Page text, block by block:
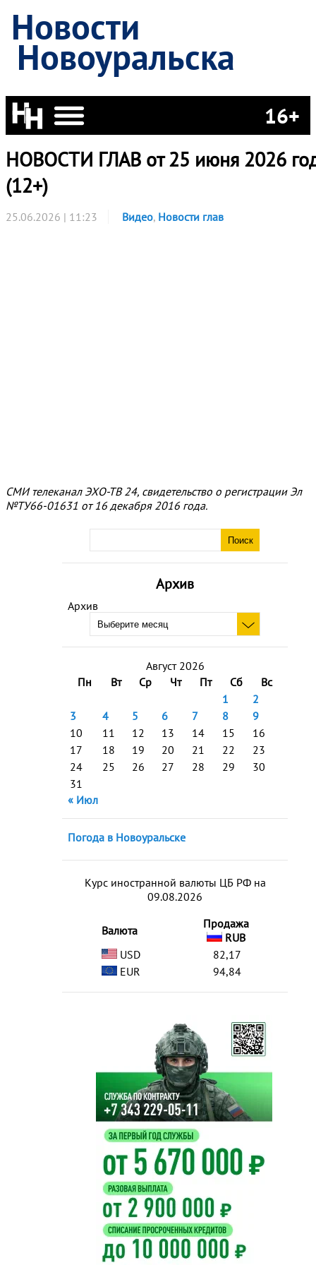
Новости
Новоуральска
16+
Архив
Архив
Август 2026
Пн
Вт Ср Чт Пт Сб
Вс
1
2
3
4 5 6 7 8
9
10
11 12 13 14 15
16
17
18 19 20 21 22
23
24
25 26 27 28 29
30
31
« Июл
Погода в Новоуральске
Курс иностранной валюты ЦБ РФ на
09.08.2026
Валюта
Продажа
RUB
USD
82,17
EUR
94,84
НОВОСТИ ГЛАВ от 25 июня 2026
(12+)
25.06.2026 | 11:23 Видео, Новости глав
СМИ телеканал ЭХО-ТВ 24, свидетельство о регистрации Эл
№ТУ66-01631 от 16 декабря 2016 года.